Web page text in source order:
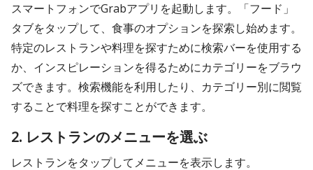
スマートフォンでGrabアプリを起動します。「フード」
タブをタップして、食事のオプションを探索し始めます。
特定のレストランや料理を探すために検索バーを使用する
か、インスピレーションを得るためにカテゴリーをブラウ
ズできます。検索機能を利用したり、カテゴリー別に閲覧
することで料理を探すことができます。
2. レストランのメニューを選ぶ
レストランをタップしてメニューを表示します。